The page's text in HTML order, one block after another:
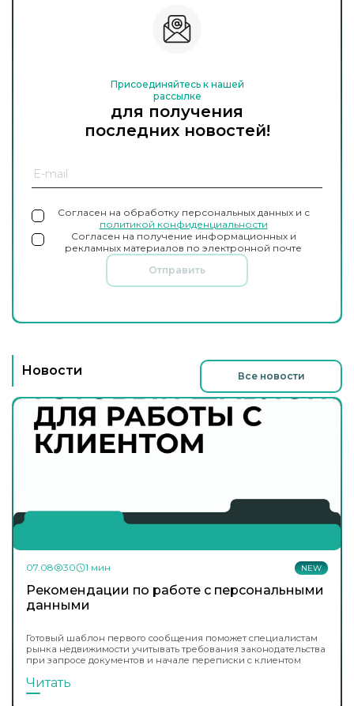
Присоединяйтесь к нашей
рассылке
для получения
последних новостей!
Согласен на обработку персональных данных и с
политикой конфиденциальности
Согласен на получение информационных и
рекламных материалов по электронной почте
Отправить
Новости Все новости
NEW
07.08 30 1 мин
Рекомендации по работе с персональными
данными
Готовый шаблон первого сообщения поможет специалистам
рынка недвижимости учитывать требования законодательства
при запросе документов и начале переписки с клиентом
Читать